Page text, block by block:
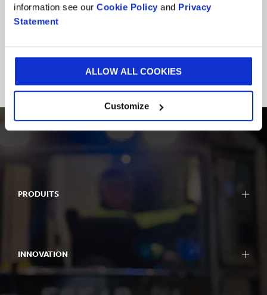
information see our Cookie Policy and Privacy
Statement
ALLOW ALL COOKIES
Customize
PRODUITS
INNOVATION